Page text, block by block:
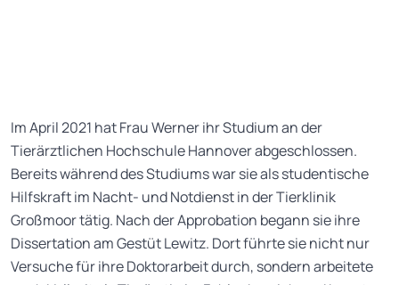
Im April 2021 hat Frau Werner ihr Studium an der
Tierärztlichen Hochschule Hannover abgeschlossen.
Bereits während des Studiums war sie als studentische
Hilfskraft im Nacht- und Notdienst in der Tierklinik
Großmoor tätig. Nach der Approbation begann sie ihre
Dissertation am Gestüt Lewitz. Dort führte sie nicht nur
Versuche für ihre Doktorarbeit durch, sondern arbeitete